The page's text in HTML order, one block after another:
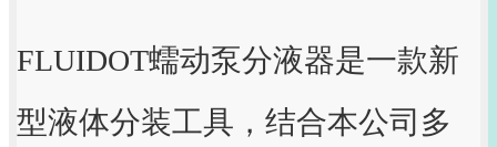
FLUIDOT蠕动泵分液器是一款新
型液体分装工具，结合本公司多